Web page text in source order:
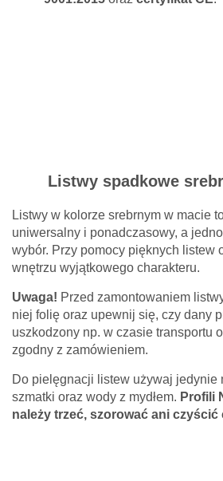
Listwy spadkowe
Listwy w kolorze srebrnym w macie
uniwersalny i ponadczasowy, a
wybór. Przy pomocy pięknych listew
wnętrzu wyjątkowego charakteru.
Uwaga! Przed zamontowaniem
niej folię oraz upewnij się, czy dany
uszkodzony np. w czasie transportu
zgodny z zamówieniem.
Do pielęgnacji listew używaj jedynie
szmatki oraz wody z mydłem. Profili
należy trzeć, szorować ani czyścić